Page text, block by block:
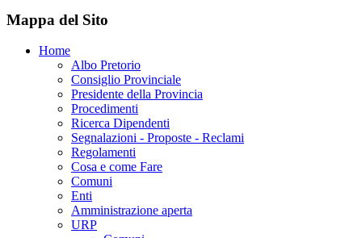
Mappa del Sito
Home
Albo Pretorio
Consiglio Provinciale
Presidente della Provincia
Procedimenti
Ricerca Dipendenti
Segnalazioni - Proposte - Reclami
Regolamenti
Cosa e come Fare
Comuni
Enti
Amministrazione aperta
URP